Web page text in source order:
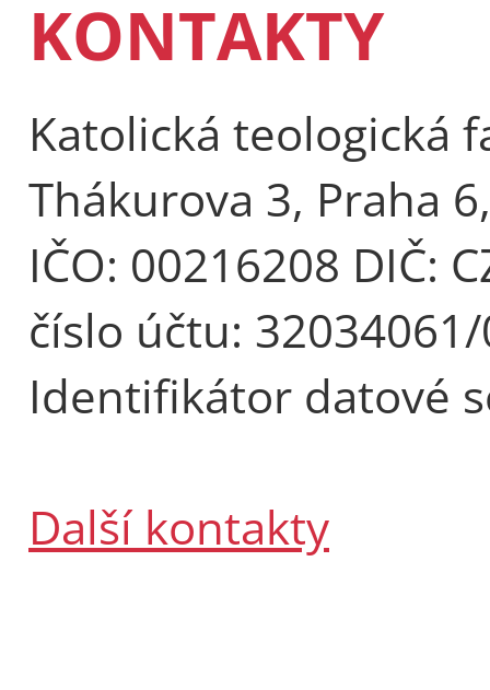
KONTAKTY
Katolická teologická
Thákurova 3, Praha
IČO: 00216208 DIČ:
číslo účtu:
Identifikátor datové
Další kontakty